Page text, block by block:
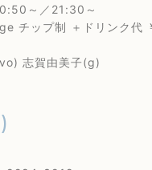
～／21:30～
ップ制 ＋ドリンク代
志賀由美子(g)